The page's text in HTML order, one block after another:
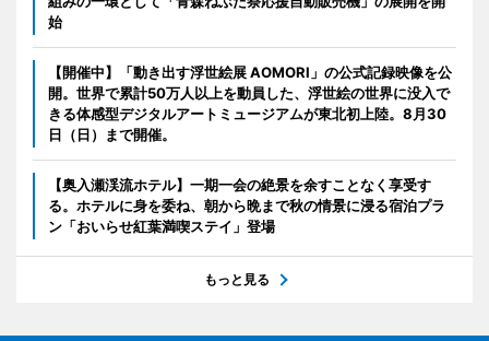
始
【開催中】「動き出す浮世絵展 AOMORI」の公式記録映像を公
開。世界で累計50万人以上を動員した、浮世絵の世界に没入で
きる体感型デジタルアートミュージアムが東北初上陸。8月30
日（日）まで開催。
【奥入瀬渓流ホテル】一期一会の絶景を余すことなく享受す
る。ホテルに身を委ね、朝から晩まで秋の情景に浸る宿泊プラ
ン「おいらせ紅葉満喫ステイ」登場
もっと見る